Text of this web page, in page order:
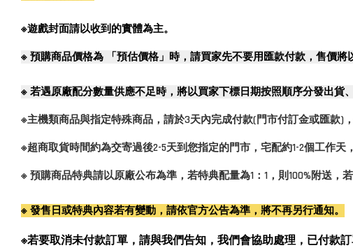
※遊戲封面請以收到的實體為主。
※ 預購商品價格為 「預估價格」時，請買家先不要用匯款付款，售價
※ 若遇原廠配分數量供應不足時，將以買家下標日期按照順序分發出貨
※主機類商品與指定特殊商品，請於3天內完成付款(門市付訂金或匯款)
※超商取貨時間約為交寄過後2-5天到您指定的門市，宅配約1-2個工作天
※ 預購商品特典請以原廠公布為準，若特典配量為1：1，則100%附送，
※ 發售日或特典內容若有變動，請依官方公告為準，將不再另行通知。
※若要取消未付款訂單，請與我們告知，我們會協助處理，已付款